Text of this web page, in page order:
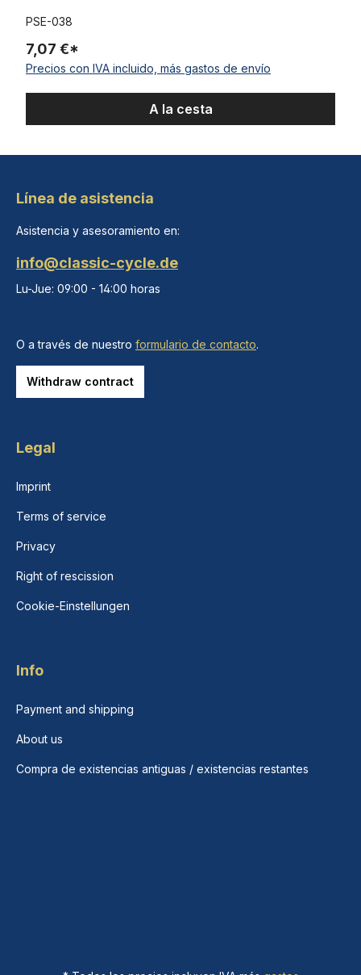
PSE-038
7,07 €*
Precios con IVA incluido, más gastos de envío
A la cesta
Línea de asistencia
Asistencia y asesoramiento en:
info@classic-cycle.de
Lu-Jue: 09:00 - 14:00 horas
O a través de nuestro formulario de contacto.
Withdraw contract
Legal
Imprint
Terms of service
Privacy
Right of rescission
Cookie-Einstellungen
Info
Payment and shipping
About us
Compra de existencias antiguas / existencias restantes